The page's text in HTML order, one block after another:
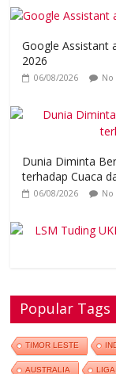
Google Assistant
2026
06/08/2026
Dunia Diminta
terhadap Cuaca
06/08/2026
05/08/2026 No
Popular Tags
TIMOR LESTE
AUSTRALIA